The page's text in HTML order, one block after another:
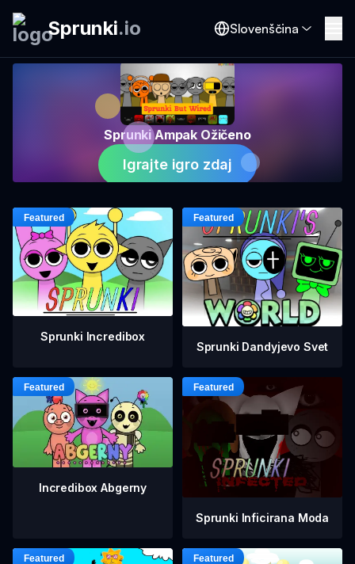
Sprunki.io Slovenščina
Sprunki Ampak Ožičeno
Igrajte igro zdaj
Sprunki Incredibox
Sprunki Dandyjevo Svet
Incredibox Abgerny
Sprunki Inficirana Moda